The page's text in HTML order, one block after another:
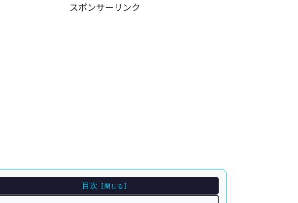
スポンサーリンク
目次